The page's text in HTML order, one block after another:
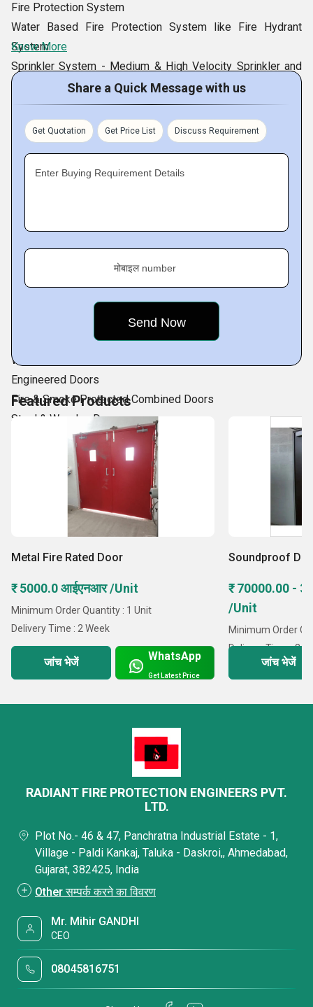
Fire Protection System
Water Based Fire Protection System like Fire Hydrant
System
Sprinkler System - Medium & High Velocity Sprinkler and
Foam Based Protection
Fire Protection Equipment
Multipurpose Damper
General Purpose / HMPS Door
Plate Type Fire Resistant Door
Core Type Fire Resistant Door
Water and Air Tight Door
Engineered Doors
Fire & Smoke Protected Combined Doors
Steel & Wooden Doors
Manual/Automatic Sliding Door
Security Doors.
Fire Rated Steel
Know More
Share a Quick Message with us
Get Quotation Get Price List Discuss Requirement
Enter Buying Requirement Details
मोबाइल number
Featured Products
Metal Fire Rated Door
₹ 5000.0 आईएनआर /Unit
Minimum Order Quantity : 1 Unit
Delivery Time : 2 Week
जांच भेजें WhatsApp
Get Latest Price
Soundproof
₹ 70000.00 -
/Unit
Minimum Order
Delivery Time : 3
जांच भेजें
RADIANT FIRE PROTECTION ENGINEERS PVT.
LTD.
Plot No.- 46 & 47, Panchratna Industrial Estate - 1,
Village - Paldi Kankaj, Taluka - Daskroi,, Ahmedabad,
Gujarat, 382425, India
Other सम्पर्क करने का विवरण
Mr. Mihir GANDHI
CEO
08045816751